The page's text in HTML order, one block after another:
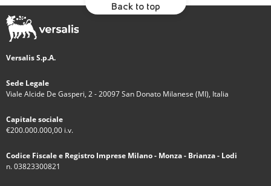
Back to top
Versalis S.p.A.
Sede Legale
Viale Alcide De Gasperi, 2 - 20097 San Donato Milanese (MI), Italia
Capitale sociale
€200.000.000,00 i.v.
Codice Fiscale e Registro Imprese Milano - Monza - Brianza - Lodi
n. 03823300821